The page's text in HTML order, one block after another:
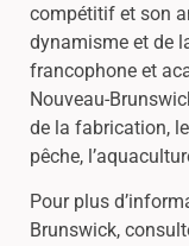
compétitif et son
dynamisme et de
francophone et
Nouveau-
de la fabrication,
pêche,
Pour plus
Brunswick,